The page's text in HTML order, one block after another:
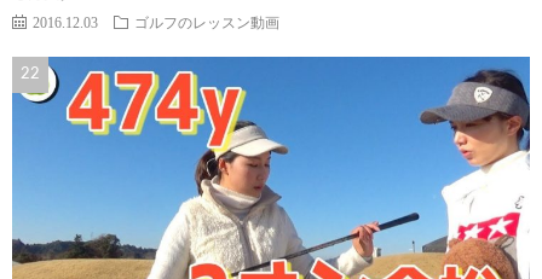
2016.12.03 ゴルフのレッスン動画